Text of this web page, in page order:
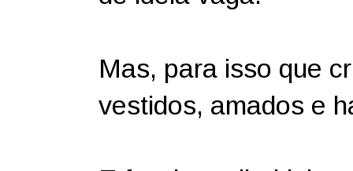
Mas, para isso que
vestidos, amados e